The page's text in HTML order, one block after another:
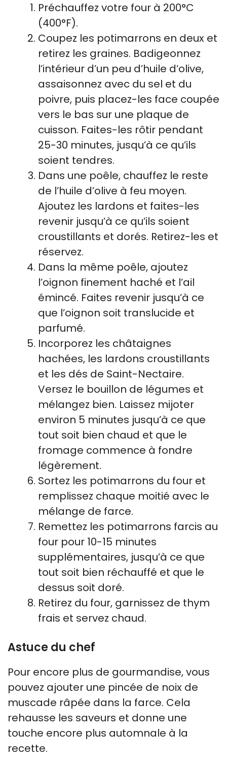
Préchauffez votre four à 200°C
(400°F).
Coupez les potimarrons en deux et
retirez les graines. Badigeonnez
l’intérieur d’un peu d’huile d’olive,
assaisonnez avec du sel et du
poivre, puis placez-les face coupée
vers le bas sur une plaque de
cuisson. Faites-les rôtir pendant
25-30 minutes, jusqu’à ce qu’ils
soient tendres.
Dans une poêle, chauffez le reste
de l’huile d’olive à feu moyen.
Ajoutez les lardons et faites-les
revenir jusqu’à ce qu’ils soient
croustillants et dorés. Retirez-les et
réservez.
Dans la même poêle, ajoutez
l’oignon finement haché et l’ail
émincé. Faites revenir jusqu’à ce
que l’oignon soit translucide et
parfumé.
Incorporez les châtaignes
hachées, les lardons croustillants
et les dés de Saint-Nectaire.
Versez le bouillon de légumes et
mélangez bien. Laissez mijoter
environ 5 minutes jusqu’à ce que
tout soit bien chaud et que le
fromage commence à fondre
légèrement.
Sortez les potimarrons du four et
remplissez chaque moitié avec le
mélange de farce.
Remettez les potimarrons farcis au
four pour 10-15 minutes
supplémentaires, jusqu’à ce que
tout soit bien réchauffé et que le
dessus soit doré.
Retirez du four, garnissez de thym
frais et servez chaud.
Astuce du chef
Pour encore plus de gourmandise, vous
pouvez ajouter une pincée de noix de
muscade râpée dans la farce. Cela
rehausse les saveurs et donne une
touche encore plus automnale à la
recette.